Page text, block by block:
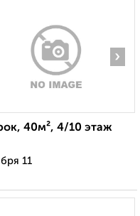
›
40м², 4/10 этаж
11